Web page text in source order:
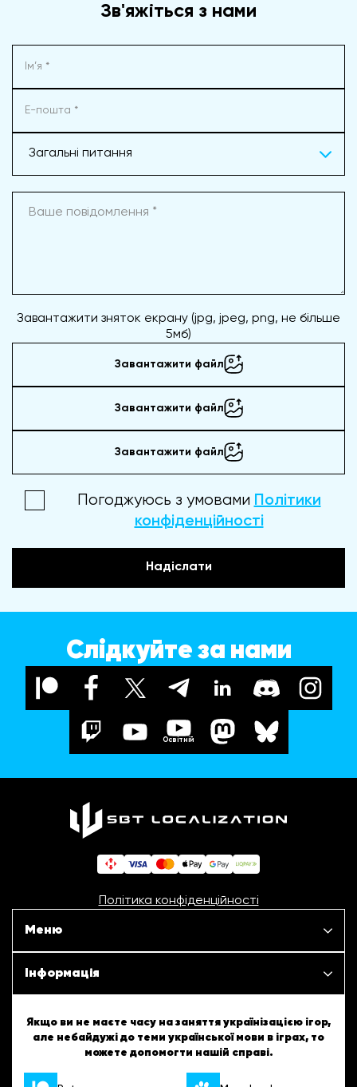
Зв'яжіться з нами
Загальні питання
Завантажити зняток екрану (jpg, jpeg, png, не більше
5мб)
Завантажити файл
Завантажити файл
Завантажити файл
Погоджуюсь з умовами Політики
конфіденційності
Надіслати
Слідкуйте за нами
Освітній
Політика конфіденційності
Меню
Наші проєкти
Інформація
ШБТурнір
ШБТворчість
Якщо ви не маєте часу на заняття українізацією ігор,
але небайдужі до теми української мови в іграх, то
можете допомогти нашій справі.